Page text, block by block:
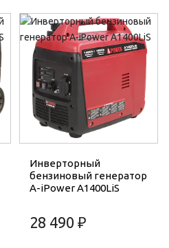
Инверторный
бензиновый генератор
A-iPower A1400LiS
28 490 ₽